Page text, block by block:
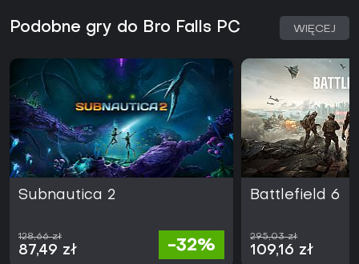
Podobne gry do Bro Falls PC WIĘCEJ
Subnautica 2
128,66 zł
87,49 zł -32%
Battlefield 6
295,03 zł
109,16 zł